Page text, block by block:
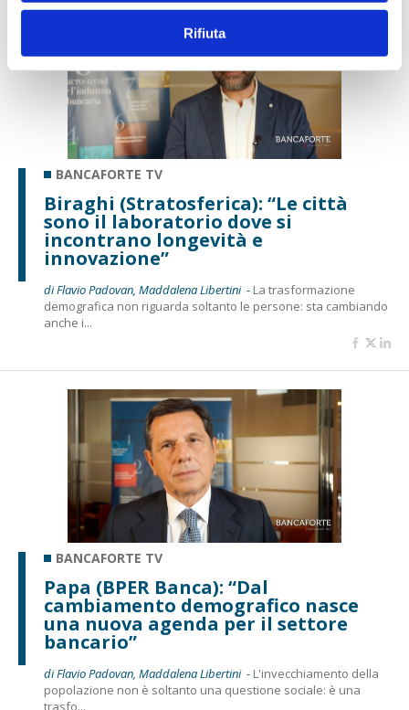
Rifiuta
BANCAFORTE TV
Biraghi (Stratosferica): “Le città
sono il laboratorio dove si
incontrano longevità e
innovazione”
di Flavio Padovan, Maddalena Libertini - La trasformazione
demografica non riguarda soltanto le persone: sta cambiando
anche i...
BANCAFORTE TV
Papa (BPER Banca): “Dal
cambiamento demografico nasce
una nuova agenda per il settore
bancario”
di Flavio Padovan, Maddalena Libertini - L'invecchiamento della
popolazione non è soltanto una questione sociale: è una
trasfo...